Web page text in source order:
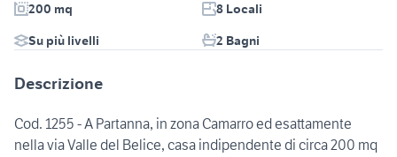
200 mq
8 Locali
Su più livelli
2 Bagni
Descrizione
Cod. 1255 - A Partanna, in zona Camarro ed esattamente
nella via Valle del Belice, casa indipendente di circa 200 mq